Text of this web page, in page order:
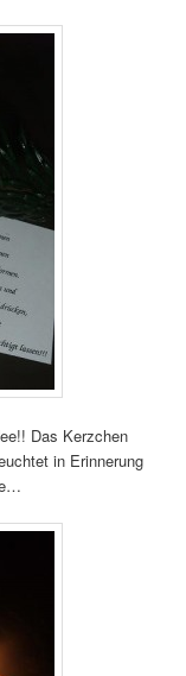
Das Kerzchen
in Erinnerung